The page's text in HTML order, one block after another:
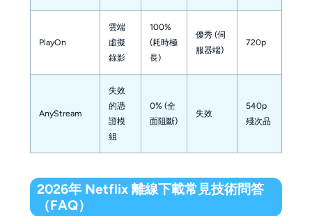
PlayOn
雲端
虛擬
錄影
100%
(耗時極
長)
優秀 (伺
服器端)
720p
AnyStream
失效
的憑
證模
組
0% (全
面阻斷)
失效
540p
殘次品
2026年 Netflix 離線下載常見技術問答
（FAQ）